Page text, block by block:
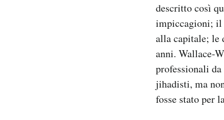
descritto così
impiccagioni; il
alla capitale; le
anni. Wallace-
professionali da
jihadisti, ma
fosse stato per